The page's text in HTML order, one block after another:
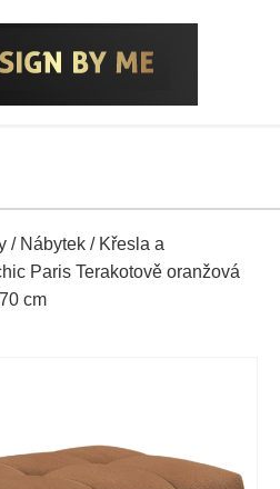
/ Nábytek / Křesla a
Paris Terakotově oranžová
cm